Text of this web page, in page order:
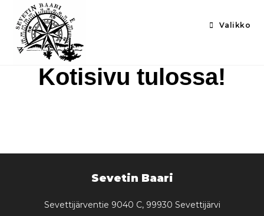
Valikko
Kotisivu tulossa!
Sevetin Baari
Sevettijärventie 9040 C, 99930 Sevettijärvi